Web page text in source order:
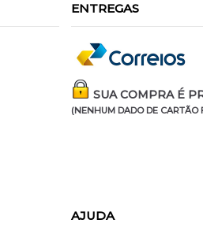
ENTREGAS
SUA COMPRA É
(NENHUM DADO DE
AJUDA